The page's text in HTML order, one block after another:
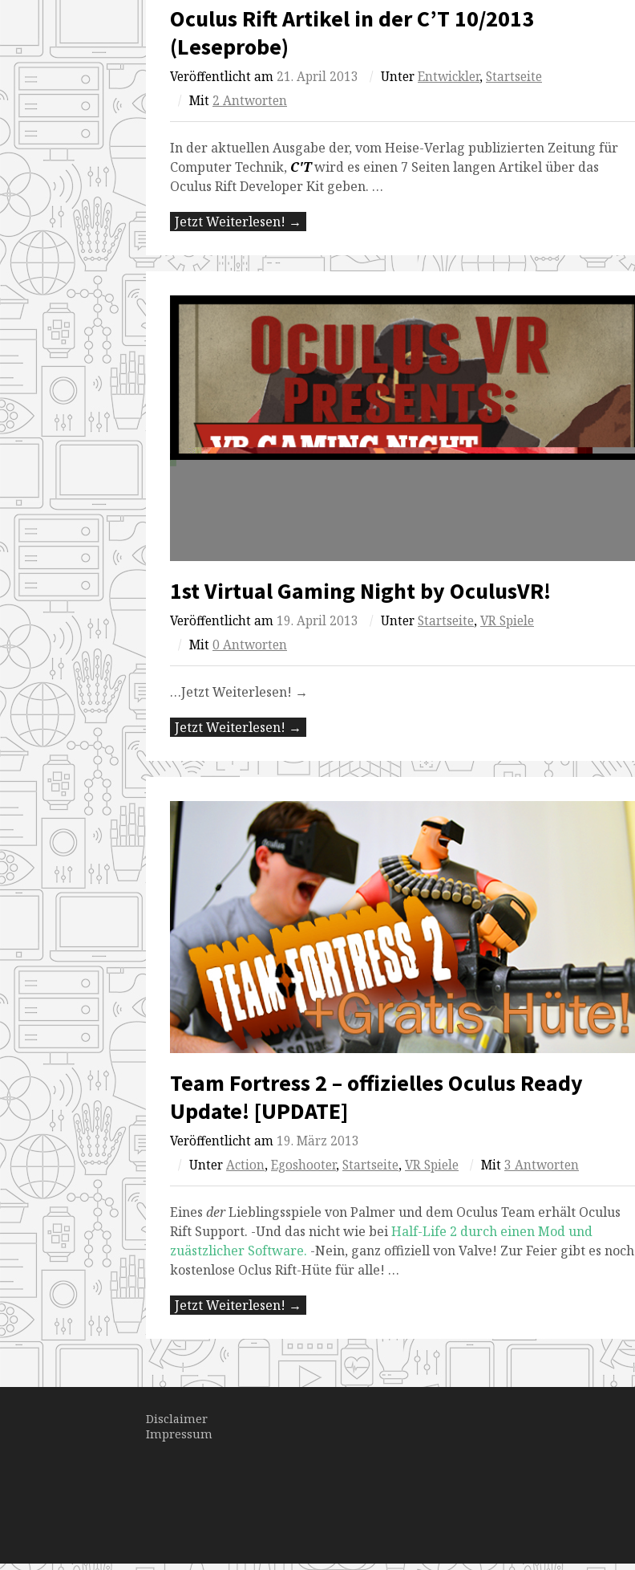
Oculus Rift Artikel in der C’T 10/2013
(Leseprobe)
Veröffentlicht am 21. April 2013 / UnterEntwickler,Startseite
/ Mit 2 Antworten
In der aktuellen Ausgabe der, vom Heise-Verlag publizierten Zeitung für
Computer Technik, C'Twird es einen 7 Seiten langen Artikel über das
Oculus Rift Developer Kit geben. …
Jetzt Weiterlesen! →
1st Virtual Gaming Night by OculusVR!
Veröffentlicht am 19. April 2013 / UnterStartseite,VR Spiele
/ Mit0 Antworten
…Jetzt Weiterlesen! →
Jetzt Weiterlesen! →
Team Fortress 2 – offizielles Oculus Ready
Update! [UPDATE]
Veröffentlicht am 19. März 2013
/ UnterAction,Egoshooter,Startseite,VR Spiele / Mit3 Antworten
Eines derLieblingsspiele von Palmer und dem Oculus Team erhält Oculus
Rift Support. -Und das nicht wie beiHalf-Life 2 durch einen Mod und
zuästzlicher Software. -Nein, ganz offiziell von Valve! Zur Feier gibt es noch
kostenlose Oclus Rift-Hüte für alle! …
Jetzt Weiterlesen! →
Disclaimer
Impressum